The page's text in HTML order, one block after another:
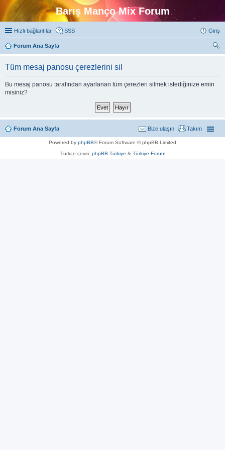
Barış Manço Mix Forum
Hızlı bağlantılar SSS Giriş
Forum Ana Sayfa
Tüm mesaj panosu çerezlerini sil
Bu mesaj panosu tarafından ayarlanan tüm çerezleri silmek istediğinize emin
misiniz?
Forum Ana Sayfa Takım
Bize ulaşın
Powered by phpBB® Forum Software © phpBB Limited
Türkçe çeviri: phpBB Türkiye & Türkiye Forum